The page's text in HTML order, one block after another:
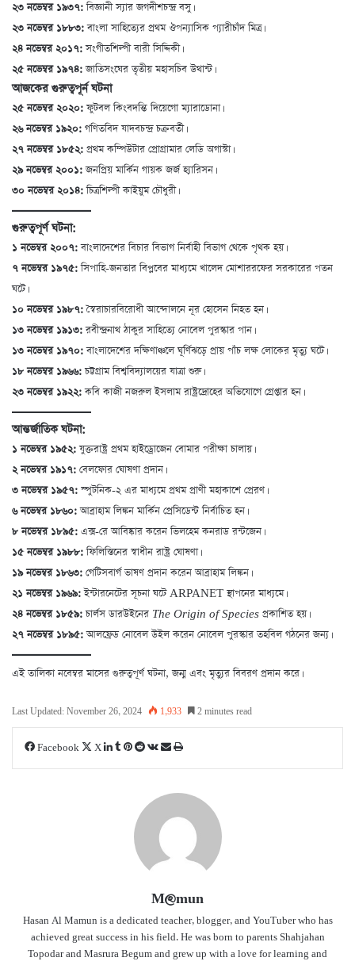
২৩ নভেম্বর ১৯৩৭:বিজ্ঞানী স্যার জগদীশচন্দ্র বসু।
২৩ নভেম্বর ১৮৮৩:বাংলা সাহিত্যের প্রথম ঔপন্যাসিক প্যারীচাঁদ মিত্র।
২৪ নভেম্বর ২০১৭:সংগীতশিল্পী বারী সিদ্দিকী।
২৫ নভেম্বর ১৯৭৪:জাতিসংঘের তৃতীয় মহাসচিব উথান্ট।
আজকের গুরুত্বপূর্ন ঘটনা
২৫ নভেম্বর ২০২০:ফুটবল কিংবদন্তি দিয়েগো ম্যারাডোনা।
২৬ নভেম্বর ১৯২০: গণিতবিদ যাদবচন্দ্র চক্রবর্তী।
২৭ নভেম্বর ১৮৫২: প্রথম কম্পিউটার প্রোগ্রামার লেডি অগাস্টা।
২৯ নভেম্বর ২০০১:জনপ্রিয় মার্কিন গায়ক জর্জ হ্যারিসন।
৩০ নভেম্বর ২০১৪:চিত্রশিল্পী কাইয়ুম চৌধুরী।
গুরুত্বপূর্ণ ঘটনা:
১ নভেম্বর ২০০৭:বাংলাদেশের বিচার বিভাগ নির্বাহী বিভাগ থেকে পৃথক হয়।
৭ নভেম্বর ১৯৭৫:সিপাহি-জনতার বিপ্লবের মাধ্যমে খালেদ মোশাররফের সরকারের পতন
ঘটে।
১০ নভেম্বর ১৯৮৭:স্বৈরাচারবিরোধী আন্দোলনে নূর হোসেন নিহত হন।
১৩ নভেম্বর ১৯১৩:রবীন্দ্রনাথ ঠাকুর সাহিত্যে নোবেল পুরস্কার পান।
১৩ নভেম্বর ১৯৭০:বাংলাদেশের দক্ষিণাঞ্চলে ঘূর্ণিঝড়ে প্রায় পাঁচ লক্ষ লোকের মৃত্যু ঘটে।
১৮ নভেম্বর ১৯৬৬:চট্টগ্রাম বিশ্ববিদ্যালয়ের যাত্রা শুরু।
২৩ নভেম্বর ১৯২২:কবি কাজী নজরুল ইসলাম রাষ্ট্রদ্রোহের অভিযোগে গ্রেপ্তার হন।
আন্তর্জাতিক ঘটনা:
১ নভেম্বর ১৯৫২:যুক্তরাষ্ট্র প্রথম হাইড্রোজেন বোমার পরীক্ষা চালায়।
২ নভেম্বর ১৯১৭: বেলফোর ঘোষণা প্রদান।
৩ নভেম্বর ১৯৫৭: স্পুটনিক-২ এর মাধ্যমে প্রথম প্রাণী মহাকাশে প্রেরণ।
৬ নভেম্বর ১৮৬০:আব্রাহাম লিঙ্কন মার্কিন প্রেসিডেন্ট নির্বাচিত হন।
৮ নভেম্বর ১৮৯৫: এক্স-রে আবিষ্কার করেন ভিলহেম কনরাড রন্টজেন।
১৫ নভেম্বর ১৯৮৮:ফিলিস্তিনের স্বাধীন রাষ্ট্র ঘোষণা।
১৯ নভেম্বর ১৮৬৩: গেটিসবার্গ ভাষণ প্রদান করেন আব্রাহাম লিঙ্কন।
২১ নভেম্বর ১৯৬৯:ইন্টারনেটের সূচনা ঘটে ARPANET স্থাপনের মাধ্যমে।
২৪ নভেম্বর ১৮৫৯:চার্লস ডারউইনের The Origin of Species প্রকাশিত হয়।
২৭ নভেম্বর ১৮৯৫:আলফ্রেড নোবেল উইল করেন নোবেল পুরস্কার তহবিল গঠনের জন্য।
এই তালিকা নবেম্বর মাসের গুরুত্বপূর্ণ ঘটনা, জন্ম এবং মৃত্যুর বিবরণ প্রদান করে।
Last Updated: November 26, 2024 1,933 2 minutes read
Facebook X LinkedIn
Tumblr
Pinterest
RedditVKontakte
SharePrint
M@mun
Hasan Al Mamun is a dedicated teacher, blogger, and YouTuber who has
achieved great success in his field. He was born to parents Shahjahan
Topodar and Masrura Begum and grew up with a love for learning and